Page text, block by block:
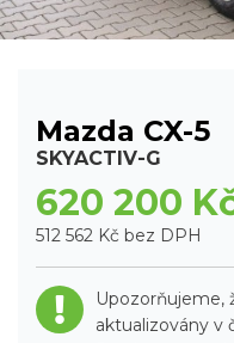
Mazda CX-5
SKYACTIV-G
620 200
512 562 Kč bez DPH
Upozorňujeme,
aktualizovány v